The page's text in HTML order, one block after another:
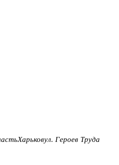
Харьковул. Героев Труда